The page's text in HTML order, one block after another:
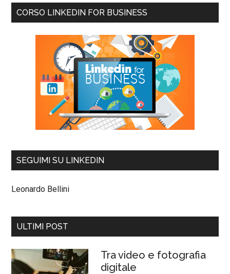
CORSO LINKEDIN FOR BUSINESS
SEGUIMI SU LINKEDIN
Leonardo Bellini
ULTIMI POST
Tra video e fotografia
digitale